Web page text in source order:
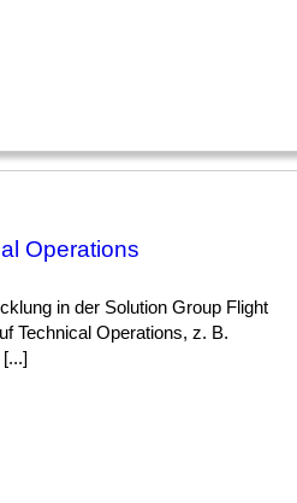
Operations
in der Solution Group Flight
Technical Operations, z. B.